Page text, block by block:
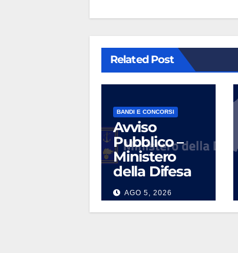
Related Post
BANDI E CONCORSI
Avviso
Pubblico –
Ministero
della Difesa
AGO 5, 2026